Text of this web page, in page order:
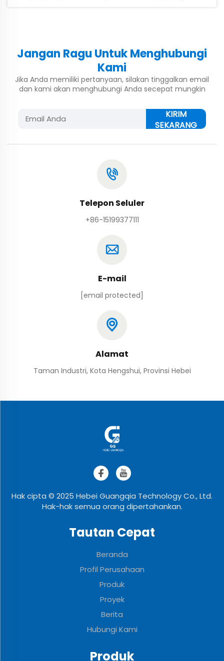
Jangan Ragu Untuk Menghubungi
Kami
Jika Anda memiliki pertanyaan, silakan tinggalkan email
dan kami akan menghubungi Anda secepat mungkin
KIRIM
SEKARANG
Telepon Seluler
+86-15199377111
E-mail
[email protected]
Alamat
Taman Industri, Kota Hengshui, Provinsi Hebei
Hak cipta © 2025 Hebei Guangqia Technology Co., Ltd.
Hak-hak semua orang dipertahankan.
Tautan Cepat
Beranda
Profil Perusahaan
Produk
Proyek
Berita
Hubungi Kami
Produk